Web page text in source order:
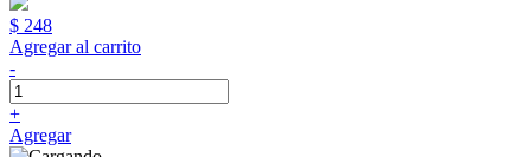
$ 248
Agregar al carrito
-
+
Agregar